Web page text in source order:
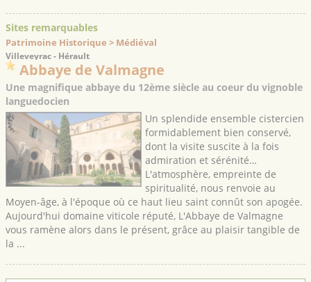
Sites remarquables
Patrimoine Historique > Médiéval
Villeveyrac - Hérault
Abbaye de Valmagne
Une magnifique abbaye du 12ème siècle au coeur du vignoble
languedocien
Un splendide ensemble cistercien
formidablement bien conservé,
dont la visite suscite à la fois
admiration et sérénité…
L'atmosphère, empreinte de
spiritualité, nous renvoie au
Moyen-âge, à l'époque où ce haut lieu saint connût son apogée.
Aujourd'hui domaine viticole réputé, L'Abbaye de Valmagne
vous ramène alors dans le présent, grâce au plaisir tangible de
la ...